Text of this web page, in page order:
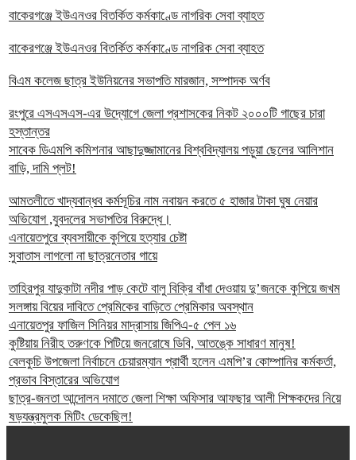
বাকেরগঞ্জে ইউএনওর বিতর্কিত কর্মকাণ্ডে নাগরিক সেবা ব্যাহত
বাকেরগঞ্জে ইউএনওর বিতর্কিত কর্মকাণ্ডে নাগরিক সেবা ব্যাহত
বিএম কলেজ ছাত্র ইউনিয়নের সভাপতি মারজান, সম্পাদক অর্ণব
রংপুরে এসএসএস-এর উদ্যোগে জেলা প্রশাসকের নিকট ২০০০টি গাছের চারা
হস্তান্তর
সাবেক ডিএমপি কমিশনার আছাদুজ্জামানের বিশ্ববিদ্যালয় পড়ুয়া ছেলের আলিশান
বাড়ি, দামি প্লট!
আমতলীতে খাদ্যবান্ধব কর্মসূচির নাম নবায়ন করতে ৫ হাজার টাকা ঘুষ নেয়ার
অভিযোগ ,যুবদলের সভাপতির বিরুদ্ধে।
এনায়েতপুরে ব্যবসায়ীকে কুপিয়ে হত্যার চেষ্টা
সুবাতাস লাগলো না ছাত্রনেতার গায়ে
তাহিরপুর যাদুকাটা নদীর পাড় কেটে বালু বিক্রি বাঁধা দেওয়ায় দু’জনকে কুপিয়ে জখম
সলঙ্গায় বিয়ের দাবিতে প্রেমিকের বাড়িতে প্রেমিকার অবস্থান
এনায়েতপুর ফাজিল সিনিয়র মাদ্রাসায় জিপিএ-৫ পেল ১৬
কুষ্টিয়ায় নিরীহ তরুণকে পিটিয়ে জনরোষে ডিবি, আতঙ্কে সাধারণ মানুষ!
বেলকুচি উপজেলা নির্বাচনে চেয়ারম্যান প্রার্থী হলেন এমপি’র কোম্পানির কর্মকর্তা,
প্রভাব বিস্তারের অভিযোগ
ছাত্র-জনতা আন্দোলন দমাতে জেলা শিক্ষা অফিসার আফছার আলী শিক্ষকদের নিয়ে
ষড়যন্ত্রমুলক মিটিং ডেকেছিল!